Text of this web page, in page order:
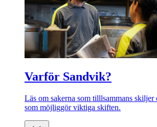
Varför Sandvik?
Läs om sakerna som tilllsammans skiljer
som möjliggör viktiga skiften.